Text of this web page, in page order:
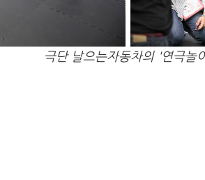
극단 날으는자동차의 '연극놀